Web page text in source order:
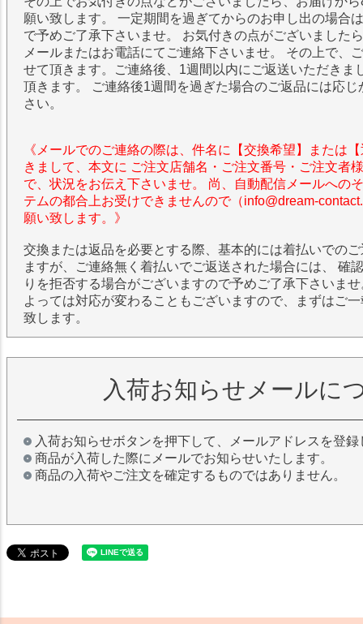
願い致します。 一定期間を過ぎてからのお申し出の場合
で予めご了承下さいませ。 お気付きの点がございました
メールまたはお電話にてご連絡下さいませ。 その上で、
せて頂きます。ご連絡後、1週間以内にご返送いただきま
頂きます。 ご連絡後1週間を過ぎた場合のご返品には応
さい。
《メールでのご連絡の際は、件名に【交換希望】または
きまして、本文に ご注文店舗名・ご注文番号・ご注文者
で、状況をお伝え下さいませ。 尚、自動配信メールへの
テムの都合上お受けできませんので（info@dream-
願い致します。》
交換または返品を必要とする際、基本的には着払いでの
ますが、ご連絡無く着払いでご返送された場合には、 確
りを拒否する場合がございますので予めご了承下さいま
よっては対応が変わることもございますので、まずはご
致します。
入荷お知らせメールに
入荷お知らせボタンを押下して、メールアドレスを登
商品が入荷した際にメールでお知らせいたします。
商品の入荷やご注文を確定するものではありません。